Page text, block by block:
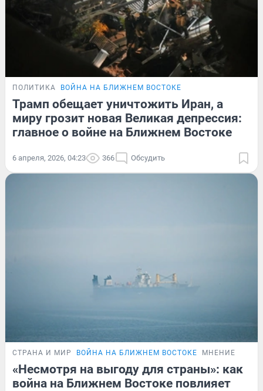
ПОЛИТИКА ВОЙНА НА БЛИЖНЕМ ВОСТОКЕ
Трамп обещает уничтожить Иран, а
миру грозит новая Великая депрессия:
главное о войне на Ближнем Востоке
6 апреля, 2026, 04:23 366 Обсудить
СТРАНА И МИР ВОЙНА НА БЛИЖНЕМ ВОСТОКЕ МНЕНИЕ
«Несмотря на выгоду для страны»: как
война на Ближнем Востоке повлияет